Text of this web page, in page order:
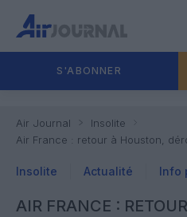
S'ABONNER
Air Journal
Insolite
Air France : retour à Houston,
Insolite Actualité Info
AIR FRANCE :